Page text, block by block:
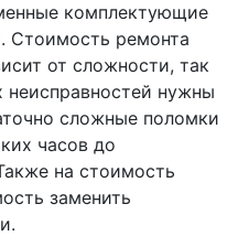
комплектующие
Стоимость ремонта
от сложности, так
неисправностей нужны
сложные поломки
часов до
на стоимость
заменить